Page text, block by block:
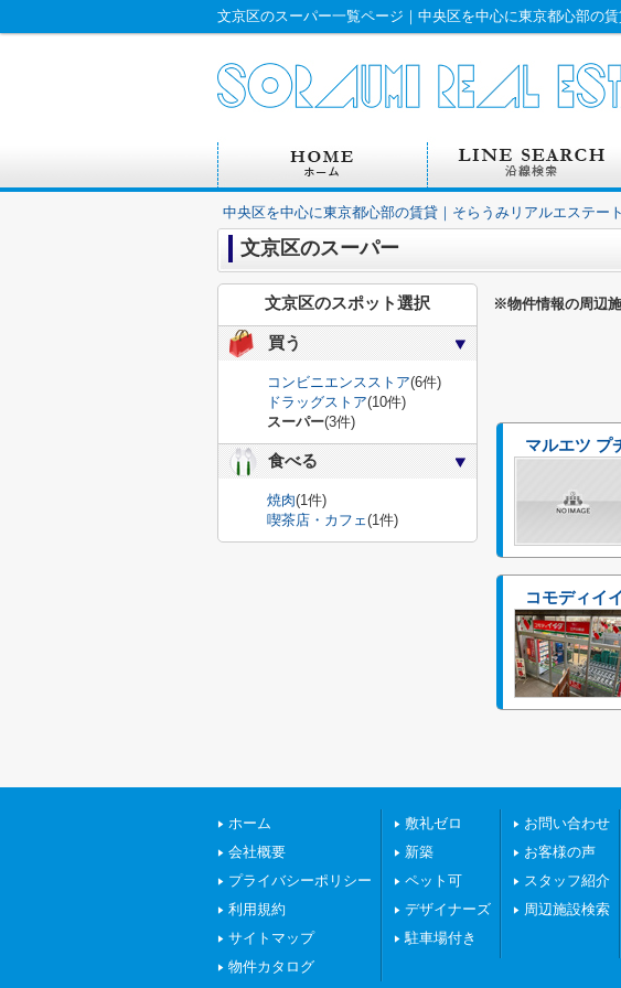
文京区のスーパー一覧ページ｜中央区を中心に東京都心部の
中央区を中心に東京都心部の賃貸｜そらうみリアルエステー
文京区のスーパー
※物件情報の周辺
マルエツ プ
コモディイ
文京区のスポット選択
買う
コンビニエンスストア(6件)
ドラッグストア(10件)
スーパー(3件)
食べる
焼肉(1件)
喫茶店・カフェ(1件)
ホーム
会社概要
プライバシーポリシー
利用規約
サイトマップ
物件カタログ
敷礼ゼロ
新築
ペット可
デザイナーズ
駐車場付き
お問い合わせ
お客様の声
スタッフ紹介
周辺施設検索